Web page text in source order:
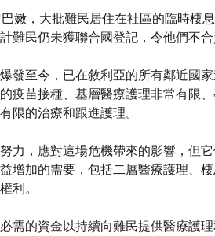
嫩，大批難民居住在社區的臨時棲
難民仍未獲聯合國登記，令他們不
發至今，已在敘利亞的所有鄰近國
疫苗接種、基層醫療護理非常有限
限的治療和跟進護理。
力，應對這場危機帶來的影響，但
增加的需要，包括二層醫療護理、
利。
需的資金以持續向難民提供醫療護